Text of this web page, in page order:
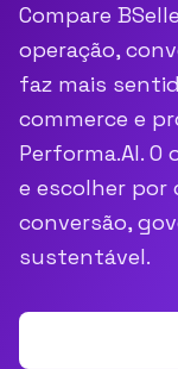
Compare
operação,
faz mais
commerce e
Performa.AI.
e escolher por
conversão,
sustentável.